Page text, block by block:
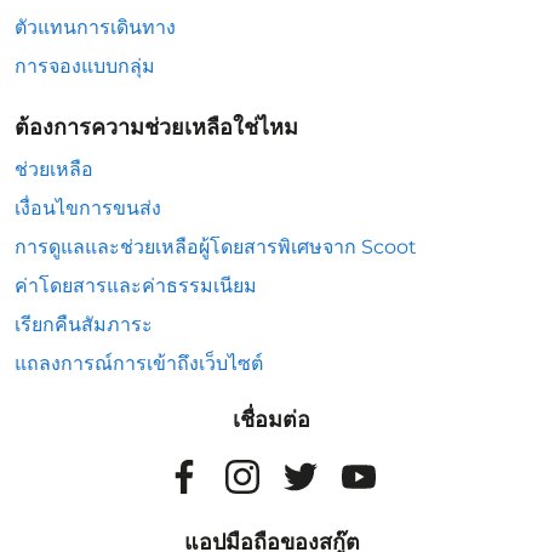
ตัวแทนการเดินทาง
การจองแบบกลุ่ม
ต้องการความช่วยเหลือใช่ไหม
ช่วยเหลือ
เงื่อนไขการขนส่ง
การดูแลและช่วยเหลือผู้โดยสารพิเศษจาก Scoot
ค่าโดยสารและค่าธรรมเนียม
เรียกคืนสัมภาระ
แถลงการณ์การเข้าถึงเว็บไซต์
เชื่อมต่อ
แอปมือถือของสกู๊ต